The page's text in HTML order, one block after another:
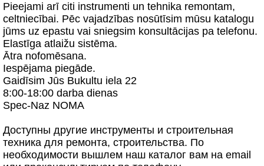
Pieejami arī citi instrumenti un tehnika remontam,
celtniecībai. Pēc vajadzības nosūtīsim mūsu katalogu
jūms uz epastu vai sniegsim konsultācijas pa telefonu.
Elastīga atlaižu sistēma.
Ātra nofomēsana.
Iespējama piegāde.
Gaidīsim Jūs Bukultu iela 22
8:00-18:00 darba dienas
Spec-Naz NOMA
Доступны другие инструменты и строительная
техника для ремонта, строительства. По
необходимости вышлем наш каталог вам на email